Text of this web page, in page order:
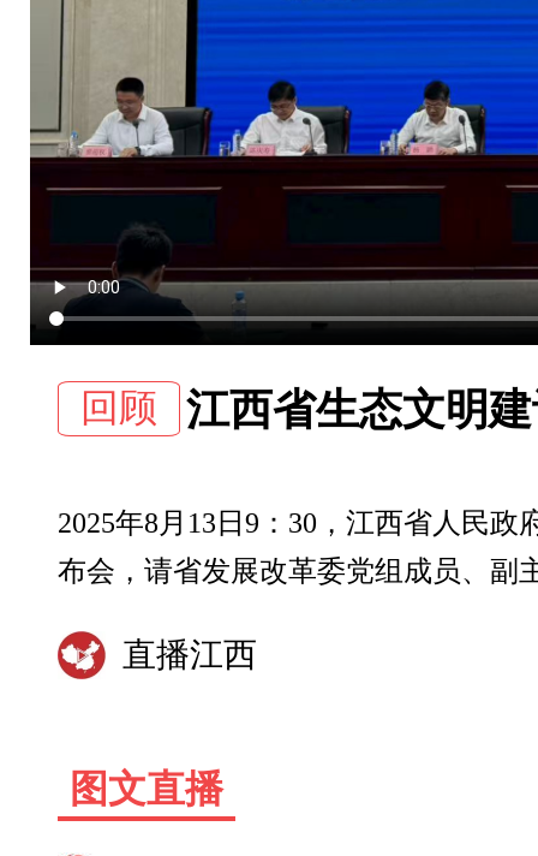
回顾 江西省生态文明
2025年8月13日9：30，江西省人民
布会，请省发展改革委党组成员、副
直播江西
图文直播